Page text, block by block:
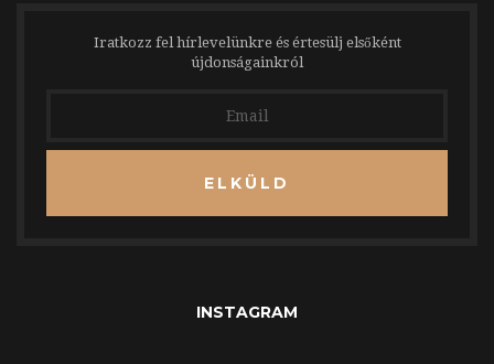
Iratkozz fel hírlevelünkre és értesülj elsőként
újdonságainkról
ELKÜLD
INSTAGRAM